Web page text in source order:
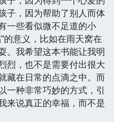
子，因为帮助了别人而体
一些看似微不足道的小
的意义，比如在雨天窝在
。我希望这本书能让我明
烈，也不是需要付出很大
藏在日常的点滴之中。而
一种非常巧妙的方式，引
来说真正的幸福，而不是